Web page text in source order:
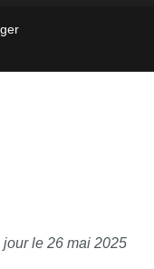
le 26 mai 2025